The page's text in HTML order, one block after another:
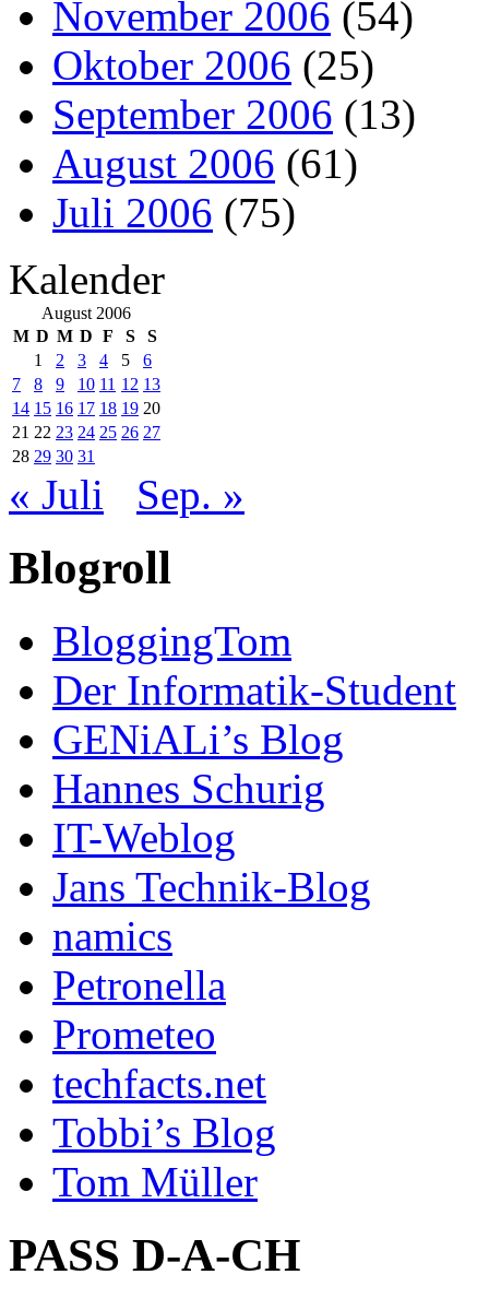
November 2006 (54)
Oktober 2006 (25)
September 2006 (13)
August 2006 (61)
Juli 2006 (75)
Kalender
August 2006
M D M D F S
S
1
2 3 4 5
6
7
8 9 10 11 12 13
14 15 16 17 18 19 20
21 22 23 24 25 26 27
28 29 30 31
« Juli Sep. »
Blogroll
BloggingTom
Der Informatik-Student
GENiALi’s Blog
Hannes Schurig
IT-Weblog
Jans Technik-Blog
namics
Petronella
Prometeo
techfacts.net
Tobbi’s Blog
Tom Müller
PASS D-A-CH